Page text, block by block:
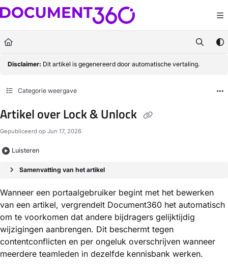
Documentation Index
Fetch the complete documentation index at:https://docs.document360.com/
Use this file to discover all available pages before exploring further.
Disclaimer: Dit artikel is gegenereerd door automatische vertaling.
Categorie weergave
Artikel over Lock & Unlock
Gepubliceerd op Jun 17, 2026
Luisteren
Samenvatting van het artikel
Wanneer een portaalgebruiker begint met het bewerken
van een artikel, vergrendelt Document360 het automatisch
om te voorkomen dat andere bijdragers gelijktijdig
wijzigingen aanbrengen. Dit beschermt tegen
contentconflicten en per ongeluk overschrijven wanneer
meerdere teamleden in dezelfde kennisbank werken.